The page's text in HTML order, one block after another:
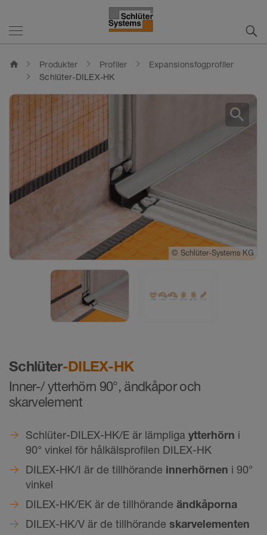
home Produkter Profiler
Expansionsfogprofiler
Schlüter-DILEX-HK
Schlüter-DILEX-HK
Inner-/ ytterhörn 90°, ändkåpor och
skarvelement
Schlüter-DILEX-HK/E är lämpliga ytterhörn i
90° vinkel för hålkälsprofilen DILEX-HK
DILEX-HK/I är de tillhörande innerhörnen i 90°
vinkel
DILEX-HK/EK är de tillhörande ändkåporna
DILEX-HK/V är de tillhörande skarvelementen
© Schlüter-Systems KG
© Schlüter-Systems KG
search